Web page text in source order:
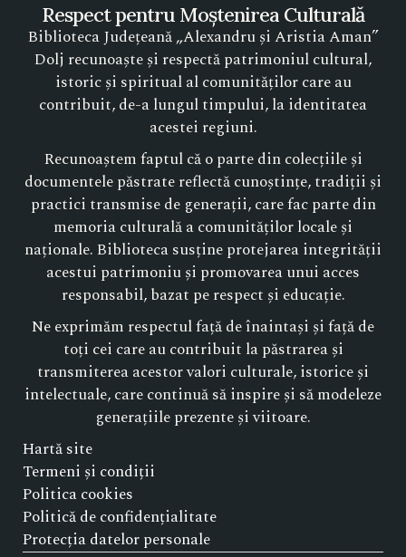
Respect pentru Moștenirea Culturală
Biblioteca Județeană „Alexandru și Aristia Aman”
Dolj recunoaște și respectă patrimoniul cultural,
istoric și spiritual al comunităților care au
contribuit, de-a lungul timpului, la identitatea
acestei regiuni.
Recunoaștem faptul că o parte din colecțiile și
documentele păstrate reflectă cunoștințe, tradiții și
practici transmise de generații, care fac parte din
memoria culturală a comunităților locale și
naționale. Biblioteca susține protejarea integrității
acestui patrimoniu și promovarea unui acces
responsabil, bazat pe respect și educație.
Ne exprimăm respectul față de înaintași și față de
toți cei care au contribuit la păstrarea și
transmiterea acestor valori culturale, istorice și
intelectuale, care continuă să inspire și să modeleze
generațiile prezente și viitoare.
Hartă site
Termeni și condiții
Politica cookies
Politică de confidențialitate
Protecția datelor personale